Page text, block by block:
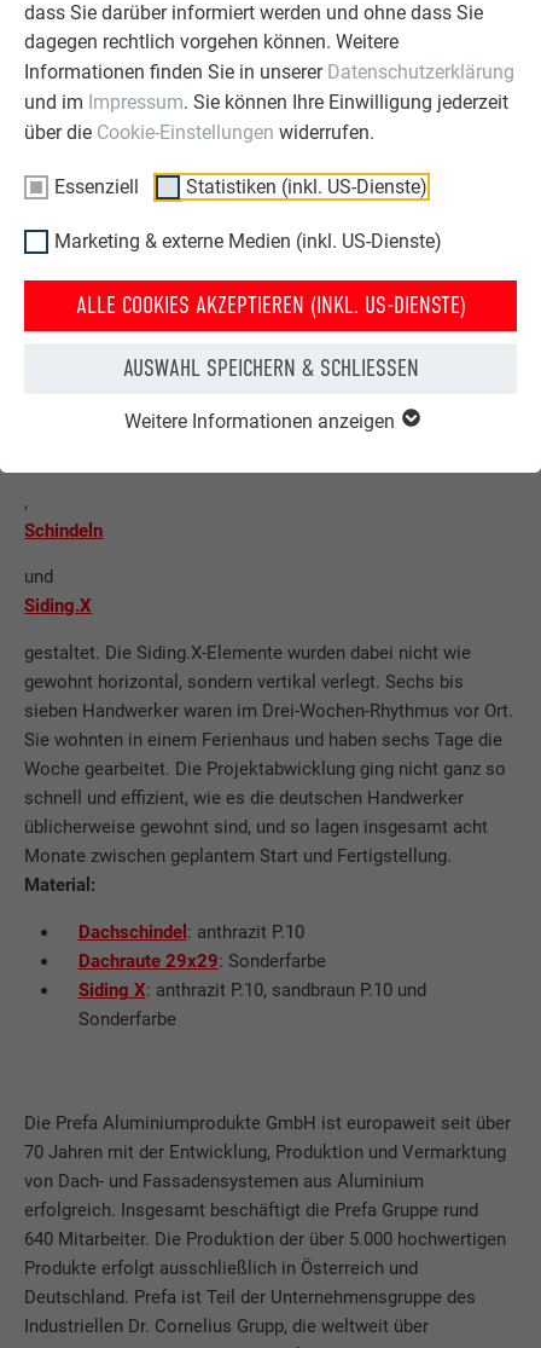
dass Sie darüber informiert werden und ohne dass Sie
dagegen rechtlich vorgehen können. Weitere
Informationen finden Sie in unserer Datenschutzerklärung
und im Impressum. Sie können Ihre Einwilligung jederzeit
über die Cookie-Einstellungen widerrufen.
Essenziell Statistiken (inkl. US-Dienste)
Marketing & externe Medien (inkl. US-Dienste)
ALLE COOKIES AKZEPTIEREN (INKL. US-DIENSTE)
AUSWAHL SPEICHERN & SCHLIESSEN
Weitere Informationen anzeigen
2.300 Quadratmeter
Prefa Fassade
wurden bei dem Projekt in der Innenstadt Reykjaviks verlegt.
Die
Produktvielfalt
war dabei auch für den Verarbeiter außergewöhnlich und
reizvoll. „Es ist ein Spiel der Farben und Oberflächen“, sagt
wurde in Weiß, Anthrazit und Sandfarben mit
,
Schindeln
und
Siding.X
gestaltet. Die Siding.X-Elemente wurden dabei nicht wie
gewohnt horizontal, sondern vertikal verlegt. Sechs bis
sieben Handwerker waren im Drei-Wochen-Rhythmus vor Ort.
Sie wohnten in einem Ferienhaus und haben sechs Tage die
Woche gearbeitet. Die Projektabwicklung ging nicht ganz so
schnell und effizient, wie es die deutschen Handwerker
üblicherweise gewohnt sind, und so lagen insgesamt acht
Monate zwischen geplantem Start und Fertigstellung.
Material:
Dachschindel : anthrazit P.10
Dachraute 29x29: Sonderfarbe
Siding X: anthrazit P.10, sandbraun P.10 und
Sonderfarbe
Die Prefa Aluminiumprodukte GmbH ist europaweit seit über
70 Jahren mit der Entwicklung, Produktion und Vermarktung
von Dach- und Fassadensystemen aus Aluminium
erfolgreich. Insgesamt beschäftigt die Prefa Gruppe rund
640 Mitarbeiter. Die Produktion der über 5.000 hochwertigen
Produkte erfolgt ausschließlich in Österreich und
Deutschland. Prefa ist Teil der Unternehmensgruppe des
Industriellen Dr. Cornelius Grupp, die weltweit über